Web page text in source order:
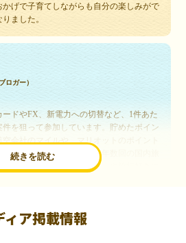
げで子育てしながらも自分の楽しみがで
ました。
続きを読む
ロガー）
ドやFX、新電力への切替など、1件あた
件を狙って参加しています。貯めたポイン
にすることで、ほぼ無料で年数回の国内旅
ます。モッピーは陸マイラーや旅行好きに
ットショッピングが、モッピーでお得
ィア掲載情報